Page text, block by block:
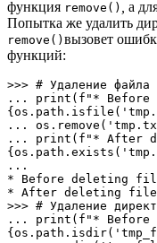
функция remove() а
Попытка же удалить
remove() вызовет
функций:
>>> # Удаление файла
... print(f"* Before
...
... print(f"* After
...
* Before deleting
* After deleting file
>>> # Удаление
... print(f"* Before